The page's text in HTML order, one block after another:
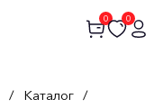
0 0
/ Каталог /